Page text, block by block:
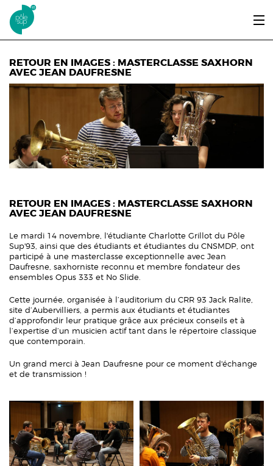
Aller au contenu principal
ÉCOUTER, VOIR & LIRE
INFOS PRATIQUES
RETOUR EN IMAGES : MASTERCLASSE SAXHORN
AVEC JEAN DAUFRESNE
RETOUR EN IMAGES : MASTERCLASSE SAXHORN
AVEC JEAN DAUFRESNE
Le mardi 14 novembre, l'étudiante Charlotte Grillot du Pôle
Sup'93, ainsi que des étudiants et étudiantes du CNSMDP, ont
participé à une masterclasse exceptionnelle avec Jean
Daufresne, saxhorniste reconnu et membre fondateur des
ensembles Opus 333 et No Slide.
Cette journée, organisée à l’auditorium du CRR 93 Jack Ralite,
site d’Aubervilliers, a permis aux étudiants et étudiantes
d’approfondir leur pratique grâce aux précieux conseils et à
l’expertise d’un musicien actif tant dans le répertoire classique
que contemporain.
Un grand merci à Jean Daufresne pour ce moment d'échange
et de transmission !